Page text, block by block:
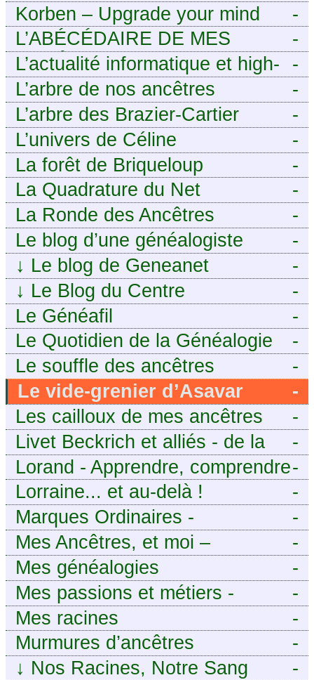
-
Korben – Upgrade your mind
-
L’ABÉCÉDAIRE DE MES
ANCÊTRES – Tout ce que
j’aurais aimé savoir sur ma
famille mais n’ai jamais osé
demander
-
L’actualité informatique et high-
tech pour décideurs IT.
-
L’arbre de nos ancêtres
-
L’arbre des Brazier-Cartier
-
L’univers de Céline
-
La forêt de Briqueloup
-
La Quadrature du Net
-
La Ronde des Ancêtres
-
Le blog d’une généalogiste
-
↓ Le blog de Geneanet
-
↓ Le Blog du Centre
Généalogique de Touraine -
-
Le Généafil
-
Le Quotidien de la Généalogie
-
Le souffle des ancêtres
-
Le vide-grenier d’Asavar
-
Les cailloux de mes ancêtres
-
Livet Beckrich et alliés - de la
généalogie à l’écriture.
-
Lorand - Apprendre, comprendre
et transmettre pour exister.
(Descartes)
-
Lorraine... et au-delà !
-
Marques Ordinaires -
Généalogie de Moselle et
d’ailleurs
-
Mes Ancêtres, et moi –
Découvrez mes aïeux en Ille-et-
Vilaine et ailleurs
-
Mes généalogies
-
Mes passions et métiers -
Généalogie et Tir à l’Arc
-
Mes racines
-
Murmures d’ancêtres
-
↓ Nos Racines, Notre Sang